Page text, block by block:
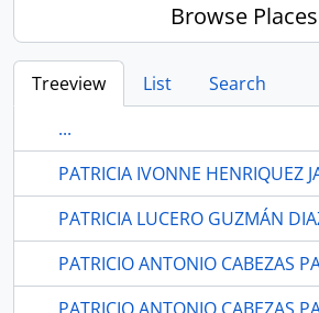
Browse
Treeview List
Search
...
PATRICIA IVONNE HENRIQUEZ
PATRICIA LUCERO GUZMÁN
PATRICIO ANTONIO CABEZAS